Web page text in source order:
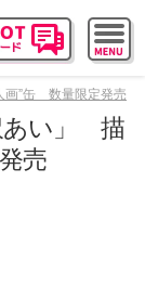
画”缶 数量限定発売
あい」 描
売